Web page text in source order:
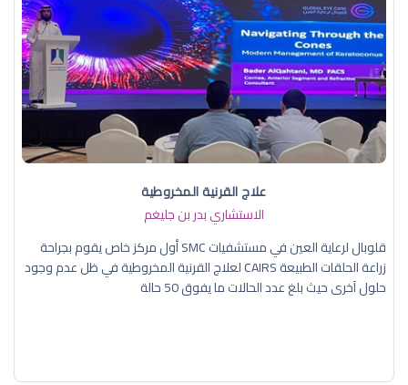
علاج القرنية المخروطية
الاستشاري بدر بن جليغم
قلوبال لرعاية العين في مستشفيات SMC أول مركز خاص يقوم بجراحة
زراعة الحلقات الطبيعة CAIRS لعلاج القرنية المخروطية في ظل عدم وجود
حلول آخرى حيث بلغ عدد الحالات ما يفوق 50 حالة